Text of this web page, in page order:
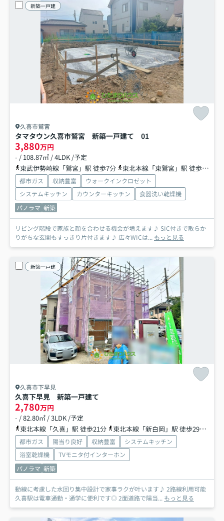
新築一戸建
久喜市鷲宮
タマタウン久喜市鷲宮 新築一戸建て 01
3,880万円
- / 108.87㎡ / 4LDK /予定
東武伊勢崎線「鷲宮」駅 徒歩7分
東北本線「東鷲宮」駅 徒歩34分
都市ガス 収納豊富
ウォークインクロゼット
システムキッチン
カウンターキッチン
食器洗い乾燥機
パノラマ 新築
リビング階段で家族と顔を合わせる機会が増えます♪ SIC付きで散らか
りがちな玄関もすっきり片付きます♪ 広々WICは... もっと見る
新築一戸建
久喜市下早見
久喜下早見 新築一戸建て
2,780万円
- / 82.80㎡ / 3LDK /予定
東北本線「久喜」駅 徒歩21分
東北本線「新白岡」駅 徒歩29分
都市ガス 陽当り良好 収納豊富
システムキッチン
浴室乾燥機
TVモニタ付インターホン
パノラマ 新築
動線に考慮した水回り集中設計で家事ラクが叶います♪ 2路線利用可能
久喜駅は電車通勤・通学に便利です◎ 2面道路で陽当... もっと見る